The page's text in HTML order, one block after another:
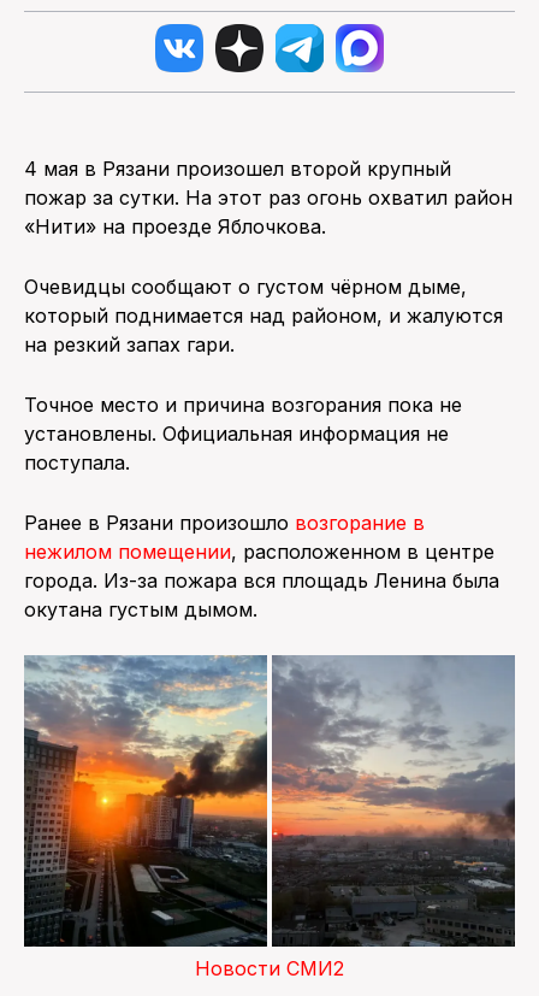
4 мая в Рязани произошел второй крупный
пожар за сутки. На этот раз огонь охватил район
«Нити» на проезде Яблочкова.
Очевидцы сообщают о густом чёрном дыме,
который поднимается над районом, и жалуются
на резкий запах гари.
Точное место и причина возгорания пока не
установлены. Официальная информация не
поступала.
Ранее в Рязани произошло возгорание в
нежилом помещении, расположенном в центре
города. Из-за пожара вся площадь Ленина была
окутана густым дымом.
Новости СМИ2